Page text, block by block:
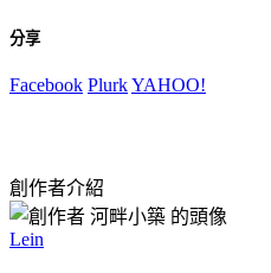
分享
Facebook PlurkYAHOO!
創作者介紹
Lein